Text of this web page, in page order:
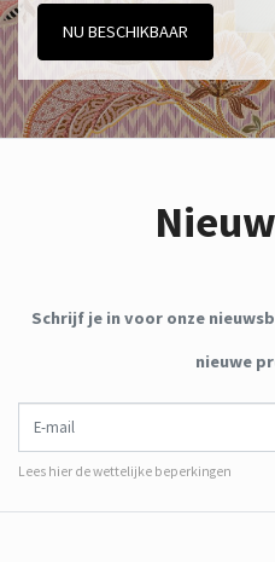
NU BESCHIKBAAR
Schrijf je in voor onze
nieuwe
Lees hier de wettelijke beperkingen